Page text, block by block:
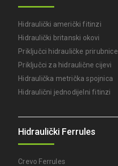
Hidraulički američki fitinzi
Hidraulički britanski okovi
Priključci hidrauličke prirubnice
Priključci za hidraulične cijevi
Hidraulička metrička spojnica
Hidraulični jednodijelni fitinzi
Hidraulički Ferrules
Crevo Ferrules